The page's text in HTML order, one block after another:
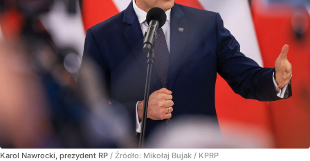
Karol Nawrocki, prezydent RP / Źródło: Mikołaj Bujak / KPRP